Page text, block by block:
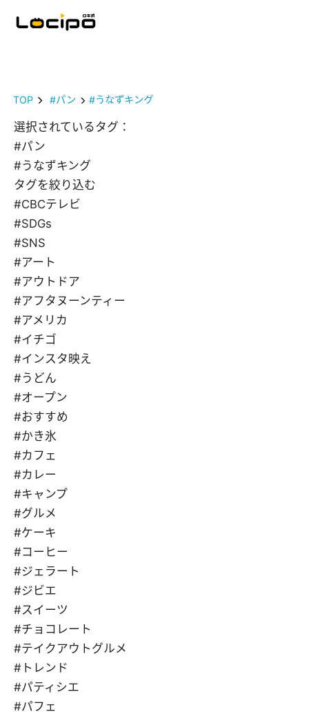
TOP #パン #うなずキング
選択されているタグ：
#パン
#うなずキング
タグを絞り込む
#CBCテレビ
#SDGs
#SNS
#アート
#アウトドア
#アフタヌーンティー
#アメリカ
#イチゴ
#インスタ映え
#うどん
#オープン
#おすすめ
#かき氷
#カフェ
#カレー
#キャンプ
#グルメ
#ケーキ
#コーヒー
#ジェラート
#ジビエ
#スイーツ
#チョコレート
#テイクアウトグルメ
#トレンド
#パティシエ
#パフェ